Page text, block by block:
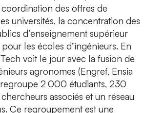
des offres de
universités, la concentration des
d’enseignement supérieur
les écoles d’ingénieurs. En
voit le jour avec la fusion de
agronomes (Engref, Ensia
regroupe 2 000 étudiants, 230
associés et un réseau
Ce regroupement est une